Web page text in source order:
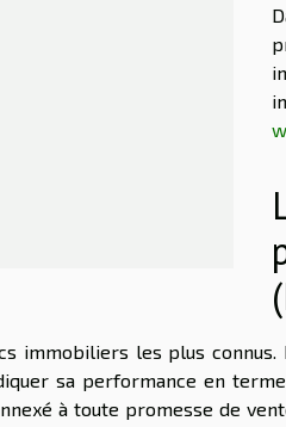
immobiliers les plus
sa performance en
à toute promesse de